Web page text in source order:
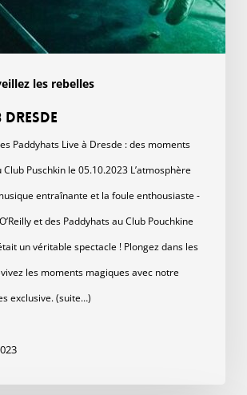
les rebelles
Dresde
Paddyhats Live à Dresde : des moments
Puschkin le 05.10.2023 L’atmosphère
entraînante et la foule enthousiaste -
et des Paddyhats au Club Pouchkine
un véritable spectacle ! Plongez dans les
les moments magiques avec notre
exclusive. (suite…)